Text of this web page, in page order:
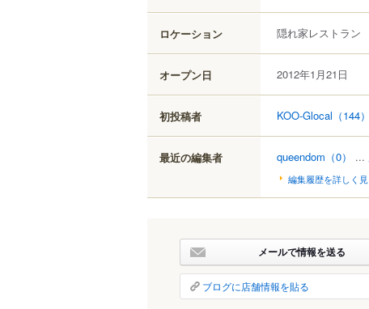
ロケーション 隠れ家レストラン
オープン日 2012年1月21日
初投稿者 KOO-Glocal （144）
最近の編集者 queendom （0） ...
編集履歴を詳しく
メールで情報を送る
ブログに店舗情報を貼る